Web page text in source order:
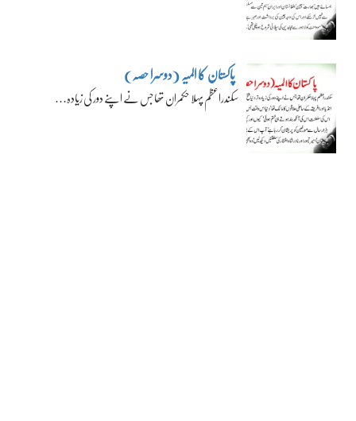
پاکستان کا المیہ (دوسرا حصہ)
سکندراعظم پہلا حکمران تھا جس نے اپنے دور کی زیادہ…